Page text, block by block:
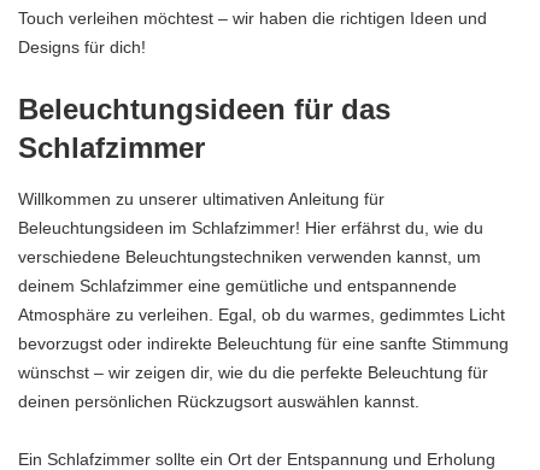
Touch verleihen möchtest – wir haben die richtigen Ideen und
Designs für dich!
Beleuchtungsideen für das
Schlafzimmer
Willkommen zu unserer ultimativen Anleitung für
Beleuchtungsideen im Schlafzimmer! Hier erfährst du, wie du
verschiedene Beleuchtungstechniken verwenden kannst, um
deinem Schlafzimmer eine gemütliche und entspannende
Atmosphäre zu verleihen. Egal, ob du warmes, gedimmtes Licht
bevorzugst oder indirekte Beleuchtung für eine sanfte Stimmung
wünschst – wir zeigen dir, wie du die perfekte Beleuchtung für
deinen persönlichen Rückzugsort auswählen kannst.
Ein Schlafzimmer sollte ein Ort der Entspannung und Erholung